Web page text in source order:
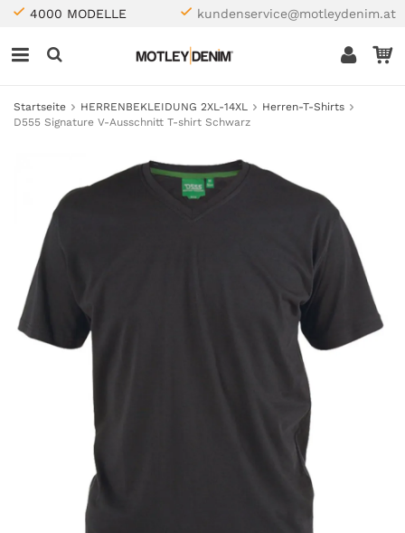
4000 MODELLE kundenservice@motleydenim.at
Startseite HERRENBEKLEIDUNG 2XL-14XL
Herren-T-Shirts
D555 Signature V-Ausschnitt T-shirt Schwarz